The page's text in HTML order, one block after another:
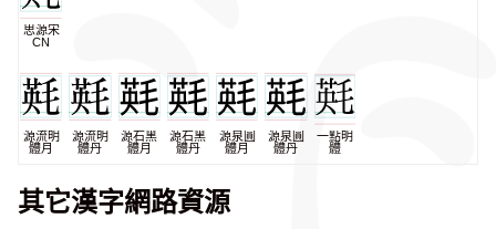
思源宋
CN
源流明
體月
源流明
體丹
源石黑
體月
源石黑
體丹
源泉圓
體月
源泉圓
體丹
一點明
體
其它漢字網路資源